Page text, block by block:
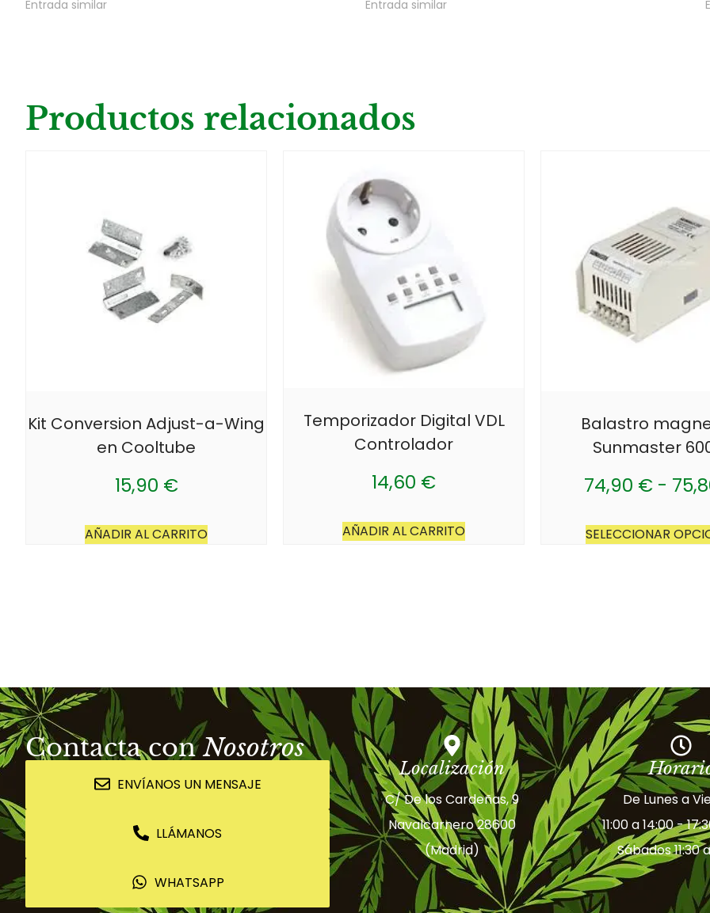
Entrada similar
Entrada similar
Productos relacionados
Kit Conversion Adjust-a-Wing
en Cooltube
15,90 €
AÑADIR AL CARRITO
Temporizador Digital VDL
Controlador
14,60 €
AÑADIR AL CARRITO
Balastro
Sunmaster
74,90 € -
SELECCIONAR
Contacta conNosotros
ENVÍANOS UN MENSAJE
LLÁMANOS
WHATSAPP
Localización
C/ De los Cardeñas, 9
Navalcarnero 28600
(Madrid)
De Lunes a
11:00 a 14:00 -
Sábados 11:30